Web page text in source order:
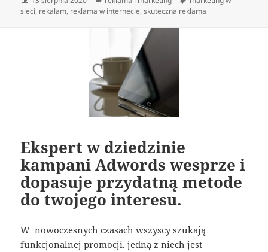
publikacji
sieci, rekalam, reklama w internecie,skuteczna reklama
Ekspert w dziedzinie
kampani Adwords wesprze i
dopasuje przydatną metode
do twojego interesu.
W nowoczesnych czasach wszyscy szukają
funkcjonalnej promocji. jedną z niech jest